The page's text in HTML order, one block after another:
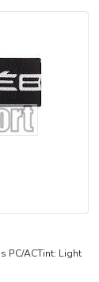
PC/ACTint: Light